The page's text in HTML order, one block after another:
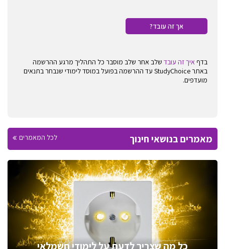
אך זה עובד?
בדף איך זה עובד שלב אחר שלב מוסבר כל התהליך מרגע ההרשמה
באתר StudyChoice עד ההרשמה בפועל במוסד לימודי שנבחר בתנאים
מועדפים.
מאמרים בנושאי חינוך לכל המאמרים
כל מה שצריך לדעת על לימודי חשמלאי